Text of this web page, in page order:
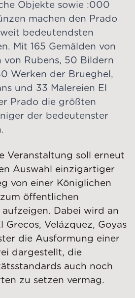
Objekte sowie :000
machen den Prado
bedeutendsten
Mit 165 Gemälden von
von Rubens, 50 Bildern
Werken der Brueghel,
und 33 Malereien El
Prado die größten
der bedeutenster
Veranstaltung soll erneut
Auswahl einzigartiger
von einer Königlichen
öffentlichen
Dabei wird an
Grecos, Velázquez, Goyas
die Ausformung einer
dargestellt, die
auch noch
zu setzen vermag.